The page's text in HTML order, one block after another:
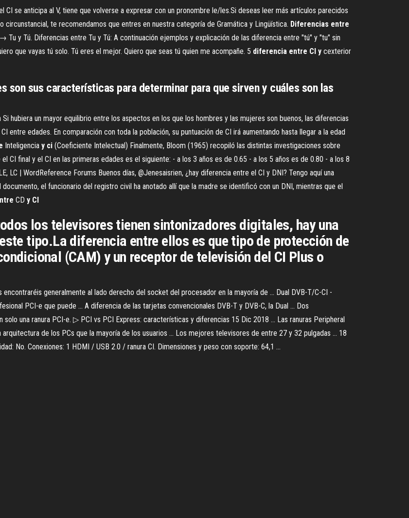
CI se anticipa al V, tiene que volverse a expresar con un pronombre le/les.Si deseas leer más artículos parecidos
te recomendamos que entres en nuestra categoría de Gramática y Lingüística. Diferencias entre
y Tú. Diferencias entre Tu y Tú: A continuación ejemplos y explicación de las diferencia entre "tú" y "tu" sin
que vayas tú solo. Tú eres el mejor. Quiero que seas tú quien me acompañe. 5 diferencia entre CI y cexterior
son sus características para determinar para que sirven y cuáles son las
hubiera un mayor equilibrio entre los aspectos en los que los hombres y las mujeres son buenos, las diferencias
entre edades. En comparación con toda la población, su puntuación de CI irá aumentando hasta llegar a la edad
Inteligencia y ci (Coeficiente Intelectual) Finalmente, Bloom (1965) recopiló las distintas investigaciones sobre
CI final y el CI en las primeras edades es el siguiente: - a los 3 años es de 0.65 - a los 5 años es de 0.80 - a los 8
LC | WordReference Forums Buenos días, @Jenesaisrien, ¿hay diferencia entre el CI y DNI? Tengo aquí una
el funcionario del registro civil ha anotado allí que la madre se identificó con un DNI, mientras que el
CD y CI
los televisores tienen sintonizadores digitales, hay una
tipo.La diferencia entre ellos es que tipo de protección de
(CAM) y un receptor de televisión del CI Plus o
encontraréis generalmente al lado derecho del socket del procesador en la mayoría de ... Dual DVB-T/C-CI -
PCI-e que puede ... A diferencia de las tarjetas convencionales DVB-T y DVB-C, la Dual ... Dos
una ranura PCI-e. ▷ PCI vs PCI Express: características y diferencias 15 Dic 2018 ... Las ranuras Peripheral
de los PCs que la mayoría de los usuarios ... Los mejores televisores de entre 27 y 32 pulgadas ... 18
No. Conexiones: 1 HDMI / USB 2.0 / ranura CI. Dimensiones y peso con soporte: 64,1 ...